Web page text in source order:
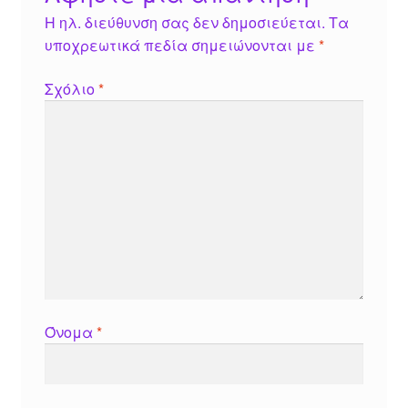
Η ηλ. διεύθυνση σας δεν δημοσιεύεται. Τα
υποχρεωτικά πεδία σημειώνονται με *
Σχόλιο*
Όνομα *